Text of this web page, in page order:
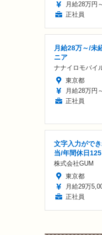
月給28万円
正社員
月給28万～/未
ニア
ナナイロモバイ
東京都
月給28万円
正社員
文字入力がで
当/年間休日
株式会社GUM
東京都
月給29万
正社員